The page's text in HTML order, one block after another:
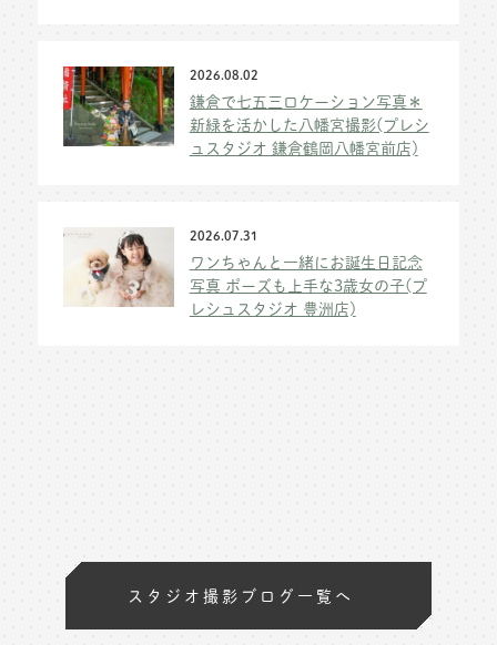
2026.08.02
鎌倉で七五三ロケーション写真＊
新緑を活かした八幡宮撮影(プレシ
ュスタジオ 鎌倉鶴岡八幡宮前店)
2026.07.31
ワンちゃんと一緒にお誕生日記念
写真 ポーズも上手な3歳女の子(プ
レシュスタジオ 豊洲店)
スタジオ撮影ブログ一覧へ